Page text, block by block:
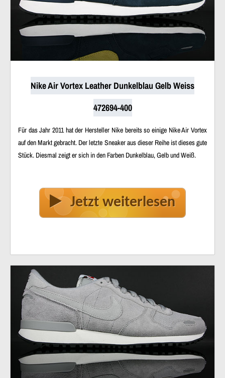
Nike Air Vortex Leather Dunkelblau Gelb Weiss
472694-400
Für das Jahr 2011 hat der Hersteller Nike bereits so einige Nike Air Vortex
auf den Markt gebracht. Der letzte Sneaker aus dieser Reihe ist dieses gute
Stück. Diesmal zeigt er sich in den Farben Dunkelblau, Gelb und Weiß.
Jetzt weiterlesen